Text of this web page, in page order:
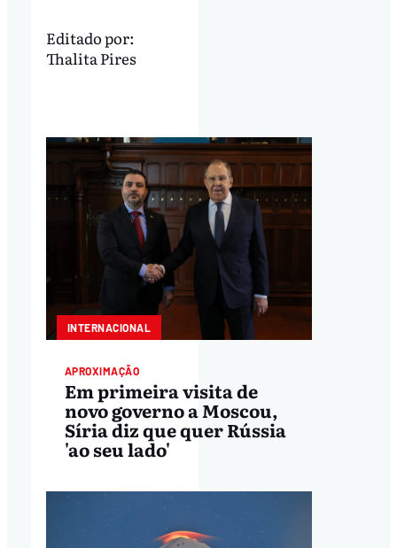
Editado por:
Thalita Pires
INTERNACIONAL
APROXIMAÇÃO
Em primeira visita de
novo governo a Moscou,
Síria diz que quer Rússia
'ao seu lado'